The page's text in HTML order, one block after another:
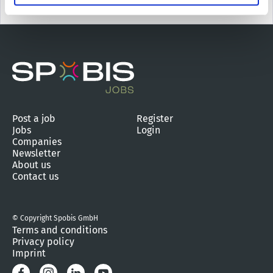
Post a job
Jobs
Companies
Newsletter
About us
Contact us
Register
Login
© Copyright Spobis GmbH
Terms and conditions
Privacy policy
Imprint